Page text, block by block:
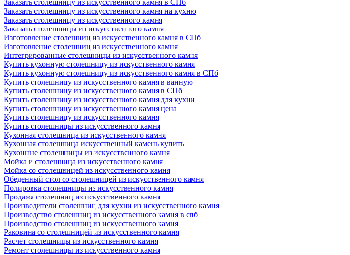
Заказать столешницу из искусственного камня в СПб
Заказать столешницу из искусственного камня на кухню
Заказать столешницу из искусственного камня
Заказать столешницы из искусственного камня
Изготовление столешниц из искусственного камня в СПб
Изготовление столешниц из искусственного камня
Интегрированные столешницы из искусственного камня
Купить кухонную столешницу из искусственного камня
Купить кухонную столешницу из искусственного камня в СПб
Купить столешницу из искусственного камня в ванную
Купить столешницу из искусственного камня в СПб
Купить столешницу из искусственного камня для кухни
Купить столешницу из искусственного камня цена
Купить столешницу из искусственного камня
Купить столешницы из искусственного камня
Кухонная столешница из искусственного камня
Кухонная столешница искусственный камень купить
Кухонные столешницы из искусственного камня
Мойка и столешница из искусственного камня
Мойка со столешницей из искусственного камня
Обеденный стол со столешницей из искусственного камня
Полировка столешницы из искусственного камня
Продажа столешниц из искусственного камня
Производители столешниц для кухни из искусственного камня
Производство столешниц из искусственного камня в спб
Производство столешниц из искусственного камня
Раковина со столешницей из искусственного камня
Расчет столешницы из искусственного камня
Ремонт столешницы из искусственного камня